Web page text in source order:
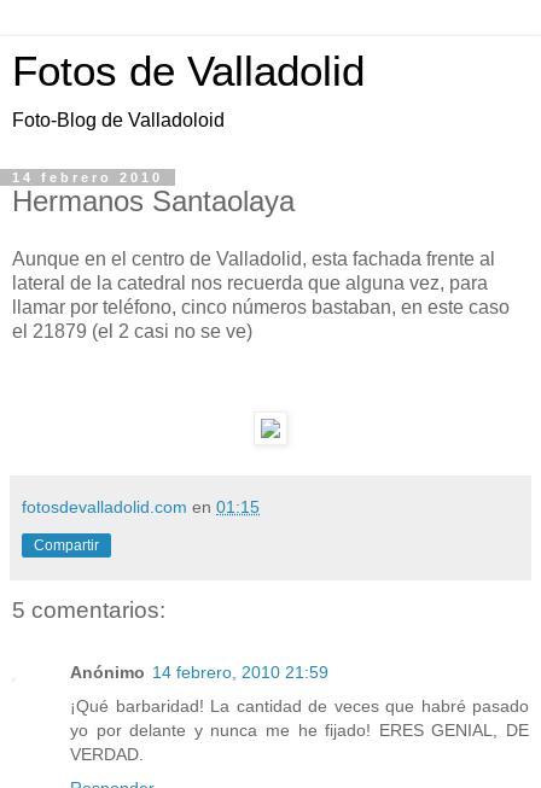
Fotos de Valladolid
Foto-Blog de Valladoloid
14 febrero 2010
Hermanos Santaolaya
Aunque en el centro de Valladolid, esta fachada frente al
lateral de la catedral nos recuerda que alguna vez, para
llamar por teléfono, cinco números bastaban, en este caso
el 21879 (el 2 casi no se ve)
fotosdevalladolid.com en 01:15
Compartir
5 comentarios:
Anónimo 14 febrero, 2010 21:59
¡Qué barbaridad! La cantidad de veces que habré pasado
yo por delante y nunca me he fijado! ERES GENIAL, DE
VERDAD.